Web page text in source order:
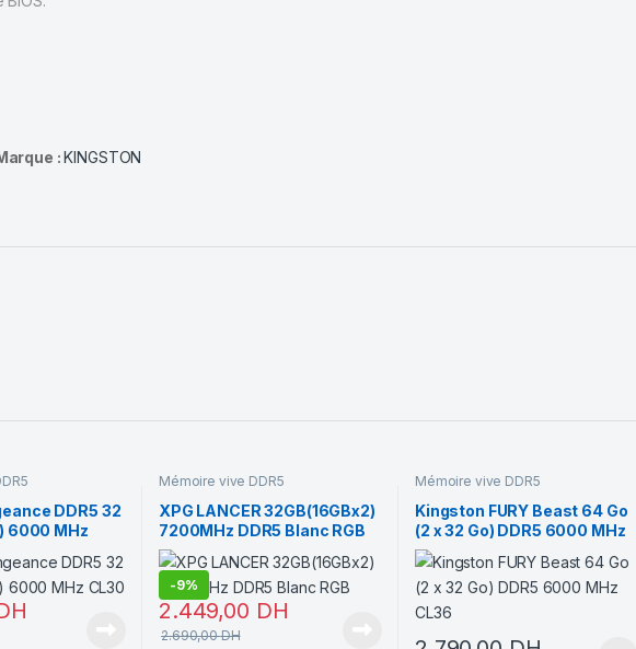
:KINGSTON
DDR5 32
6000 MHz
Mémoire vive DDR5
XPG LANCER 32GB(16GBx2)
7200MHz DDR5 Blanc RGB
-9%
2.449,00 DH
2.690,00DH
Mémoire vive DDR5
Kingston FURY Beast 64 Go
(2 x 32 Go) DDR5 6000 MHz
CL36